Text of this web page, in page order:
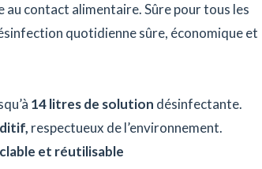
contact alimentaire. Sûre pour tous les
quotidienne sûre, économique et
14 litres de solution désinfectante.
respectueux de l’environnement.
et réutilisable